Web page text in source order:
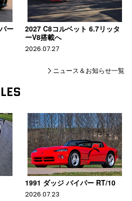
ー
2027 C8コルベット 6.7リッタ
ーV8搭載へ
2026.07.27
ニュース＆お知らせ一覧
1991 ダッジ バイパー RT/10
2026.07.23